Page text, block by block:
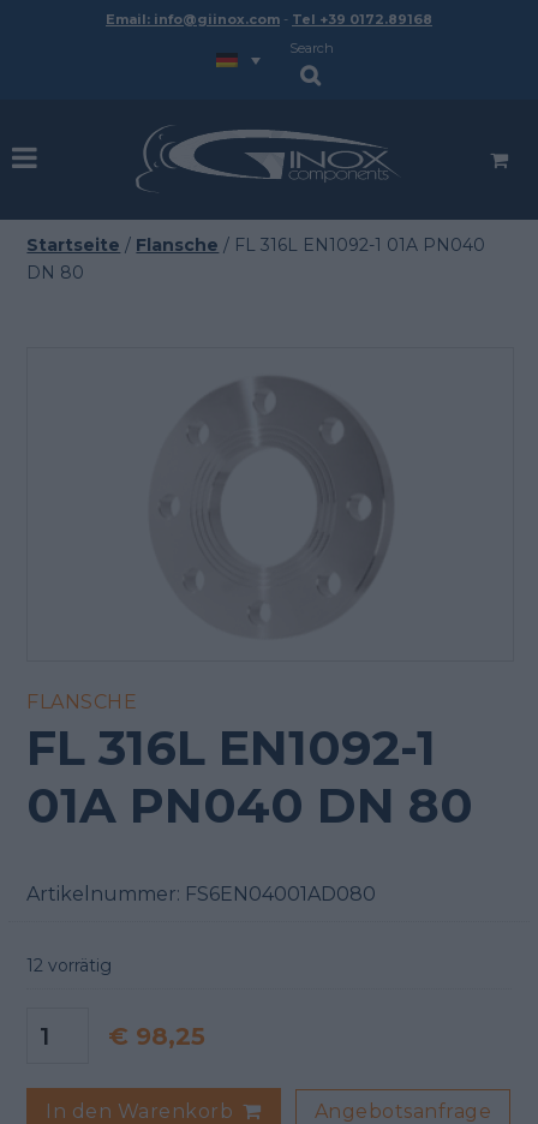
Email: info@giinox.com - Tel +39 0172.89168
Search
Startseite / Flansche / FL 316L EN1092-1 01A PN040
DN 80
FLANSCHE
FL 316L EN1092-1
01A PN040 DN 80
Artikelnummer: FS6EN04001AD080
12 vorrätig
€ 98,25
In den Warenkorb Angebotsanfrage